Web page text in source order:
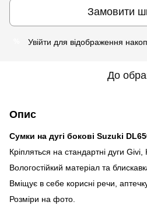
Замовити
Увійти для відображення
До
Опис
Сумки на дугі бокові Suzuki
Кріпляться на стандартні дуги Givi,
Вологостійкий матеріал та
Вміщує в себе корисні речи,
Розміри на фото.